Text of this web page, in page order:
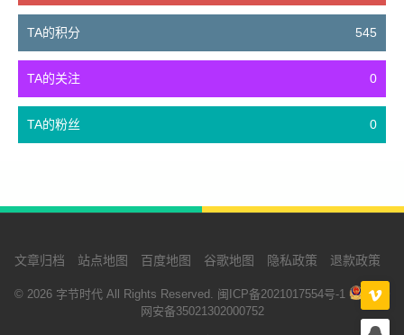
TA的积分 545
TA的关注 0
TA的粉丝 0
文章归档 站点地图 百度地图 谷歌地图 隐私政策 退款政策
© 2026 字节时代 All Rights Reserved. 闽ICP备2021017554号-1
闽公
网安备35021302000752